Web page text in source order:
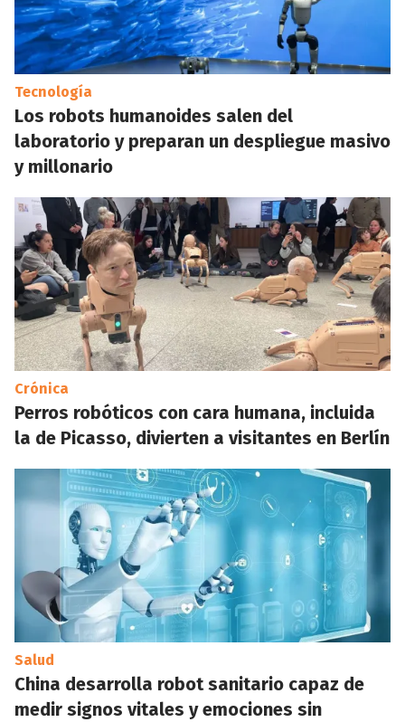
Tecnología
Los robots humanoides salen del
laboratorio y preparan un despliegue masivo
y millonario
Crónica
Perros robóticos con cara humana, incluida
la de Picasso, divierten a visitantes en Berlín
Salud
China desarrolla robot sanitario capaz de
medir signos vitales y emociones sin